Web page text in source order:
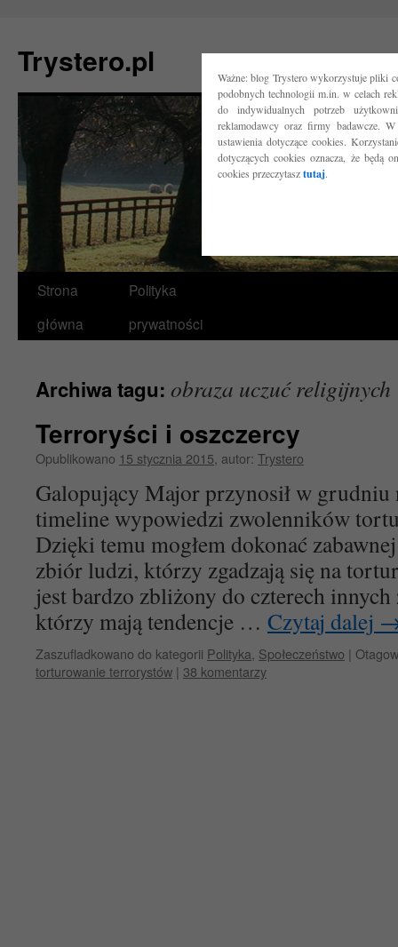
Ważne: blog Trystero wykorzystuje pliki
podobnych technologii m.in. w celach
do indywidualnych potrzeb
reklamodawcy oraz firmy badawcze.
ustawienia dotyczące cookies.
dotyczących cookies oznacza, że będą
cookies przeczytasztutaj.
Trystero.pl
Przejdź
do
Strona
główna
Polityka
prywatności
Archiwa tagu: obraza uczuć religijnych
Terroryści i oszczercy
Opublikowano 15 stycznia 2015 autor: Trystero
Galopujący Major przynosił w
timeline wypowiedzi zwolenników
Dzięki temu mogłem dokonać
zbiór ludzi, którzy zgadzają się na
jest bardzo zbliżony do czterech
którzy mają tendencje … Czytaj dalej
Zaszufladkowano do kategorii Polityka Społeczeństwo |
torturowanie terrorystów | 38 komentarzy